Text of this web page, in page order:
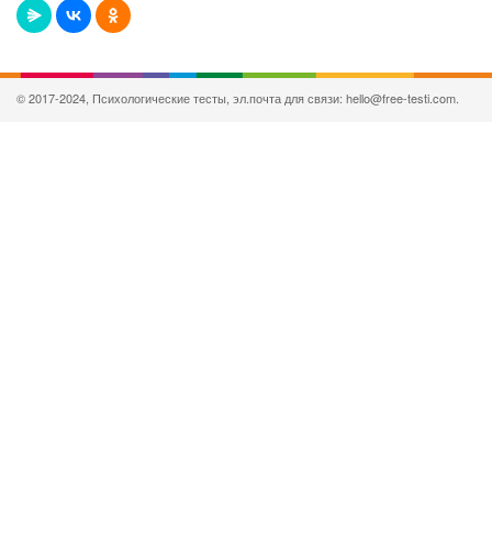
© 2017-2024, Психологические тесты, эл.почта для связи: hello@free-testi.com.